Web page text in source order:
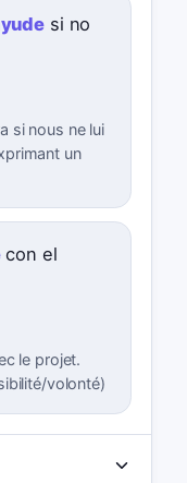
si no
si nous ne lui
un
con el
le projet.
volonté)